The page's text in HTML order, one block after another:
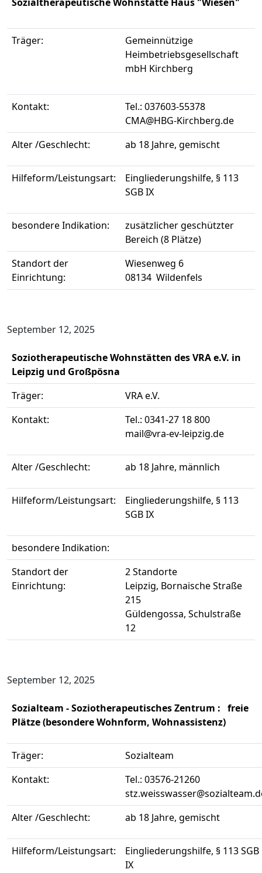
Träger:
Gemeinnützige
Heimbetriebsgesellschaft
mbH Kirchberg
Kontakt:
Tel.: 037603-55378
CMA@HBG-Kirchberg.de
Alter /Geschlecht:
ab 18 Jahre, gemischt
Hilfeform/Leistungsart:
Eingliederungshilfe, § 113
SGB IX
besondere Indikation:
zusätzlicher geschützter
Bereich (8 Plätze)
Standort der
Einrichtung:
Wiesenweg 6
08134 Wildenfels
September 12, 2025
Soziotherapeutische Wohnstätten des VRA e.V. in
Leipzig und Großpösna
Träger:
VRA e.V.
Kontakt:
Tel.: 0341-27 18 800
mail@vra-ev-leipzig.de
Alter /Geschlecht: ab 18 Jahre, männlich
Hilfeform/Leistungsart:
Eingliederungshilfe, § 113
SGB IX
besondere Indikation:
Standort der
Einrichtung:
2 Standorte
Leipzig, Bornaische Straße
215
Güldengossa, Schulstraße
12
September 12, 2025
Sozialteam - Soziotherapeutisches Zentrum : freie
Plätze (besondere Wohnform, Wohnassistenz)
Träger:
Sozialteam
Kontakt:
Tel.: 03576-21260
Alter /Geschlecht:
ab 18 Jahre, gemischt
Hilfeform/Leistungsart:
Eingliederungshilfe, § 113 SGB
IX